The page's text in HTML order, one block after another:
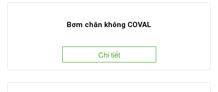
Bơm chân không COVAL
Chi tiết